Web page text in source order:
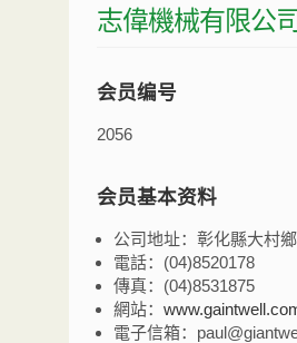
志偉機械有限公
会员编号
2056
会员基本资料
公司地址：彰化縣大村
電話：(04)8520178
傳真：(04)8531875
網站：
電子信箱：